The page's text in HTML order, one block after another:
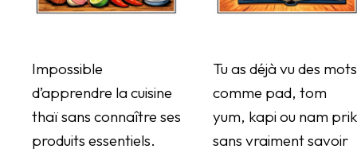
Impossible
d’apprendre la cuisine
thaï sans connaître ses
produits essentiels.
Tu as déjà vu des mots
comme pad, tom
yum, kapi ou nam prik
sans vraiment savoir